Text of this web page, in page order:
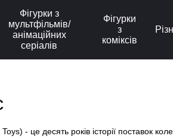
Фігурки з
мультфільмів/
анімаційних
серіалів
Фігурки
з
коміксів
- це десять років історії поставок